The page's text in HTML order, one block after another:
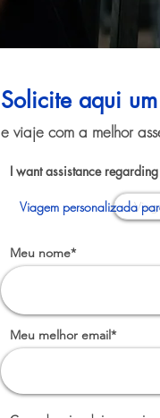
Solicite aqui
e viaje com a melhor
I want assistance regarding
Viagem personalizada
Meu nome*
Meu melhor email*